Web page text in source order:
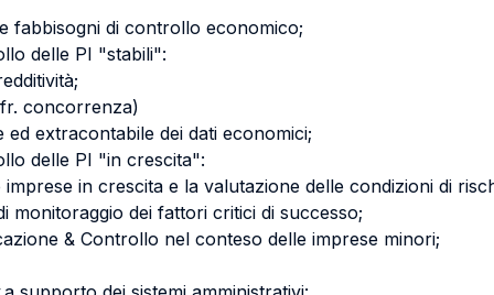
fabbisogni di controllo economico;
delle PI "stabili":
concorrenza)
extracontabile dei dati economici;
delle PI "in crescita":
in crescita e la valutazione delle condizioni di
dei fattori critici di successo;
& Controllo nel conteso delle imprese minori;